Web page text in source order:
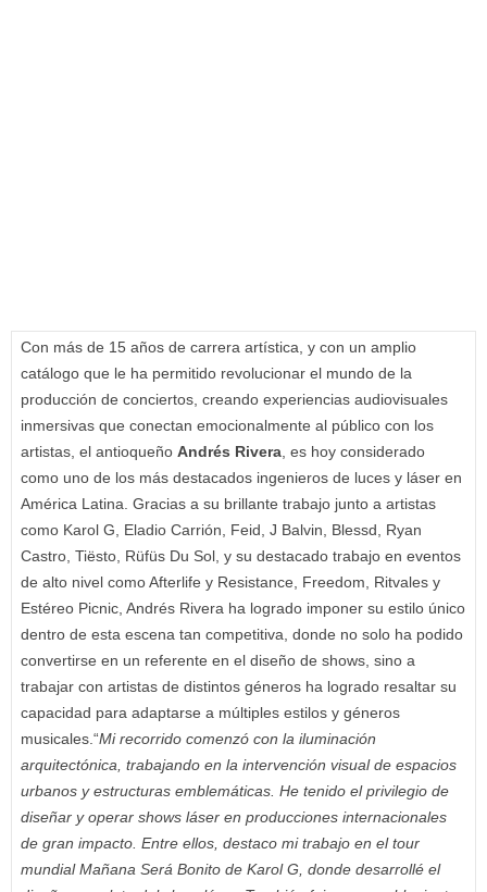
Con más de 15 años de carrera artística, y con un amplio
catálogo que le ha permitido revolucionar el mundo de la
producción de conciertos, creando experiencias audiovisuales
inmersivas que conectan emocionalmente al público con los
artistas, el antioqueño Andrés Rivera , es hoy considerado
como uno de los más destacados ingenieros de luces y láser en
América Latina. Gracias a su brillante trabajo junto a artistas
como Karol G, Eladio Carrión, Feid, J Balvin, Blessd, Ryan
Castro, Tiësto, Rüfüs Du Sol, y su destacado trabajo en eventos
de alto nivel como Afterlife y Resistance, Freedom, Ritvales y
Estéreo Picnic, Andrés Rivera ha logrado imponer su estilo único
dentro de esta escena tan competitiva, donde no solo ha podido
convertirse en un referente en el diseño de shows, sino a
trabajar con artistas de distintos géneros ha logrado resaltar su
capacidad para adaptarse a múltiples estilos y géneros
musicales.“Mi recorrido comenzó con la iluminación
arquitectónica, trabajando en la intervención visual de espacios
urbanos y estructuras emblemáticas. He tenido el privilegio de
diseñar y operar shows láser en producciones internacionales
de gran impacto. Entre ellos, destaco mi trabajo en el tour
mundial Mañana Será Bonito de Karol G, donde desarrollé el